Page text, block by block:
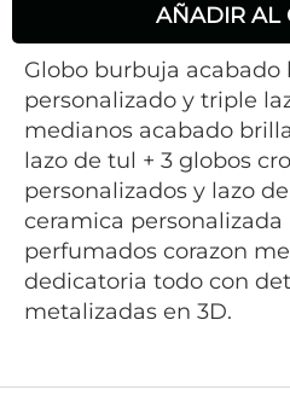
AÑADIR AL
Globo burbuja acabado
personalizado y triple
medianos acabado
lazo de tul + 3 globos
personalizados y lazo
ceramica personalizada
perfumados corazon
dedicatoria todo con
metalizadas en 3D.